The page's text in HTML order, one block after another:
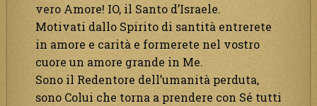
vero Amore! IO, il Santo d’Israele.
Motivati dallo Spirito di santità entrerete
in amore e carità e formerete nel vostro
cuore un amore grande in Me.
Sono il Redentore dell’umanità perduta,
sono Colui che torna a prendere con Sé tutti